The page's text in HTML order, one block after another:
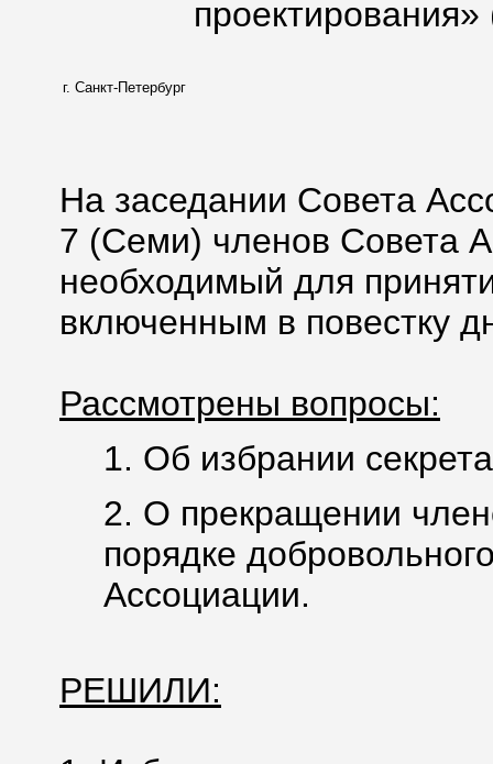
г. Санкт-Петербург
На заседании Совета
7 (Семи) членов Совета
необходимый для
включенным в повестку
Рассмотрены вопросы:
1. Об избрании
2. О прекращении
порядке
Ассоциации.
РЕШИЛИ: